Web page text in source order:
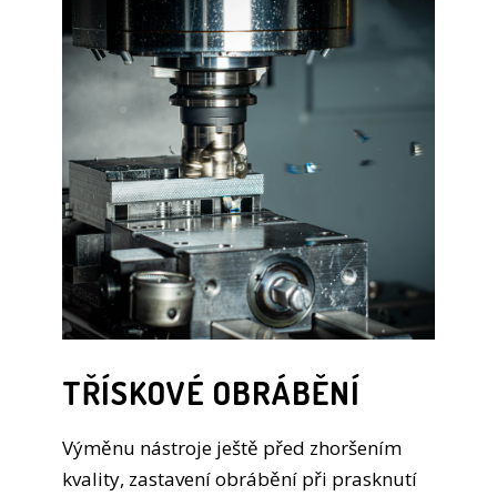
TŘÍSKOVÉ OBRÁBĚNÍ
Výměnu nástroje ještě před zhoršením
kvality, zastavení obrábění při prasknutí